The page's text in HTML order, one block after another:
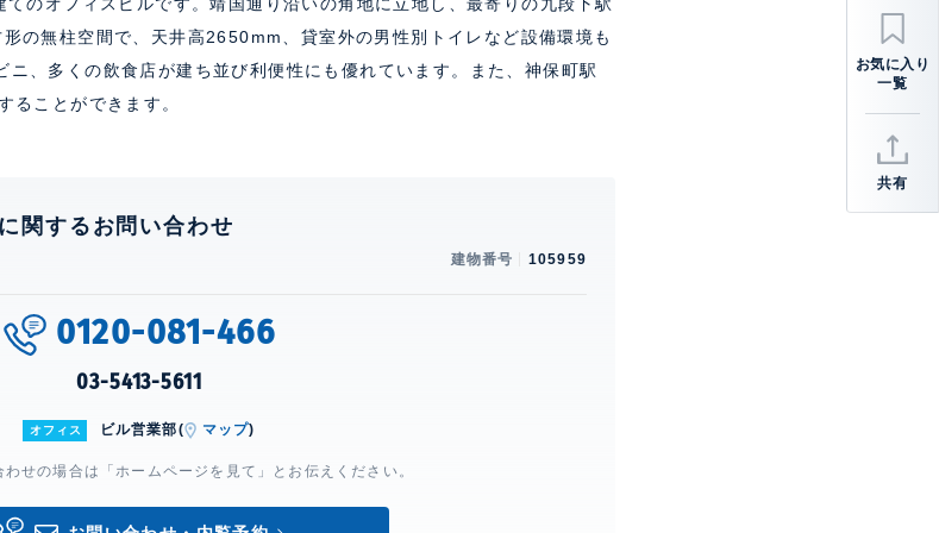
のオフィスビルです。靖国通り沿いの角地に立地し、最寄りの九段下駅
の無柱空間で、天井高2650mm、貸室外の男性別トイレなど設備環境も
、多くの飲食店が建ち並び利便性にも優れています。また、神保町駅
ることができます。
関するお問い合わせ
建物番号 105959
0120-081-466
03-5413-5611
オフィス ビル営業部( マップ)
せの場合は「ホームページを見て」とお伝えください。
共有